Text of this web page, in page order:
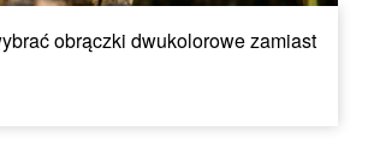
obrączki dwukolorowe zamiast